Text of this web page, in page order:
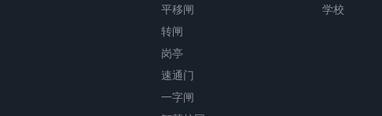
平移闸
转闸
岗亭
速通门
一字闸
学校